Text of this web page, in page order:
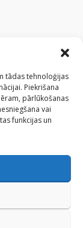
tādas tehnoloģijas
Piekrišana
pārlūkošanas
vai
funkcijas un